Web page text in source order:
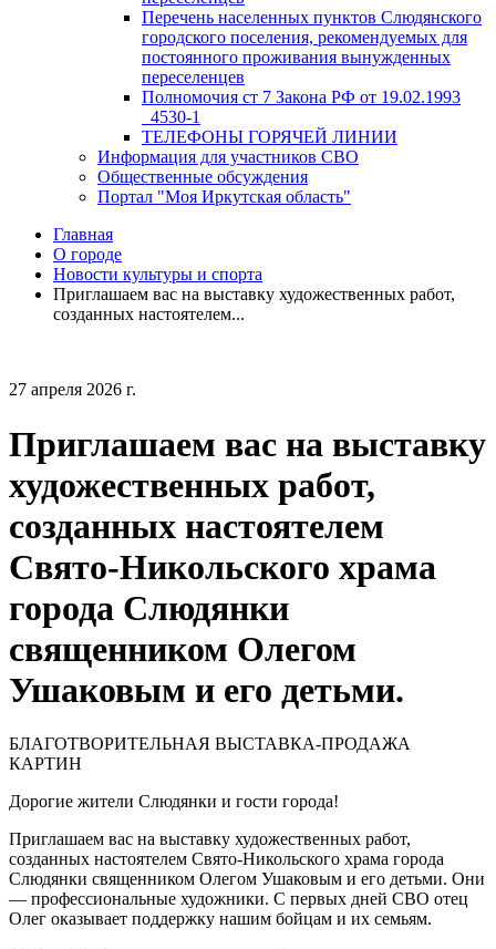
Перечень населенных пунктов Слюдянского
городского поселения, рекомендуемых для
постоянного проживания вынужденных
переселенцев
Полномочия ст 7 Закона РФ от 19.02.1993
_4530-1
ТЕЛЕФОНЫ ГОРЯЧЕЙ ЛИНИИ
Информация для участников СВО
Общественные обсуждения
Портал "Моя Иркутская область"
Главная
О городе
Новости культуры и спорта
Приглашаем вас на выставку художественных работ,
созданных настоятелем...
27 апреля 2026 г.
Приглашаем вас на выставку
художественных работ,
созданных настоятелем
Свято-Никольского храма
города Слюдянки
священником Олегом
Ушаковым и его детьми.
БЛАГОТВОРИТЕЛЬНАЯ ВЫСТАВКА-ПРОДАЖА
КАРТИН
Дорогие жители Слюдянки и гости города!
Приглашаем вас на выставку художественных работ,
созданных настоятелем Свято-Никольского храма города
Слюдянки священником Олегом Ушаковым и его детьми. Они
— профессиональные художники. С первых дней СВО отец
Олег оказывает поддержку нашим бойцам и их семьям.